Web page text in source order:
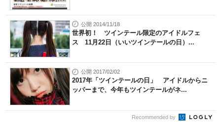
公開 2014/11/18
世界初！ ツインテール限定のアイドルフェ
ス 11月22日（いいツインテールの日）...
公開 2017/02/02
2017年「ツインテールの日」 アイドルからニ
ッパーまで、今年もツインテールがネ...
Recommended by